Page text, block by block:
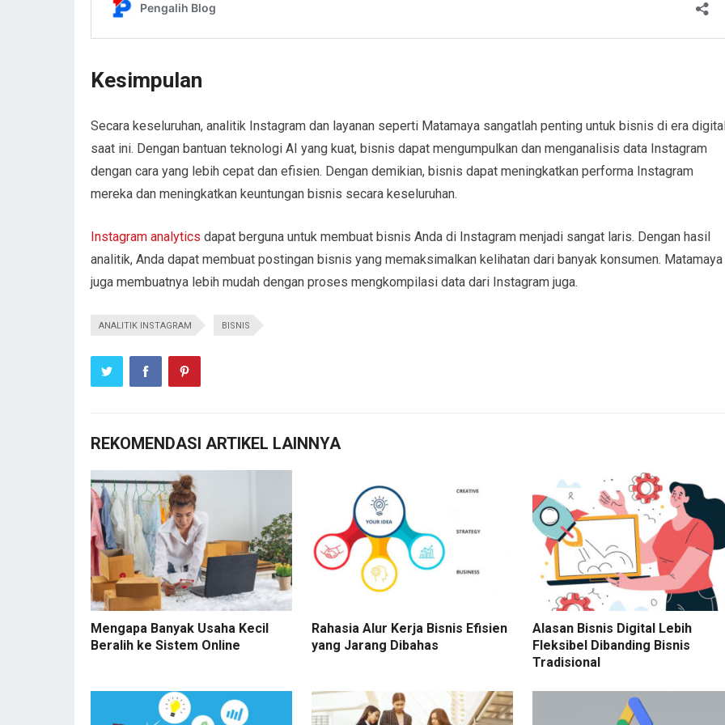
Kesimpulan
Secara keseluruhan, analitik Instagram dan layanan seperti Matamaya sangatlah penting untuk bisnis di era
saat ini. Dengan bantuan teknologi AI yang kuat, bisnis dapat mengumpulkan dan menganalisis data Instagram
dengan cara yang lebih cepat dan efisien. Dengan demikian, bisnis dapat meningkatkan performa Instagram
mereka dan meningkatkan keuntungan bisnis secara keseluruhan.
Instagram analytics dapat berguna untuk membuat bisnis Anda di Instagram menjadi sangat laris. Dengan hasil
analitik, Anda dapat membuat postingan bisnis yang memaksimalkan kelihatan dari banyak konsumen. Matamaya
juga membuatnya lebih mudah dengan proses mengkompilasi data dari Instagram juga.
ANALITIK INSTAGRAM BISNIS
REKOMENDASI ARTIKEL LAINNYA
Mengapa Banyak Usaha Kecil
Beralih ke Sistem Online
Rahasia Alur Kerja Bisnis Efisien
yang Jarang Dibahas
Alasan Bisnis Digital Lebih
Fleksibel Dibanding Bisnis
Tradisional